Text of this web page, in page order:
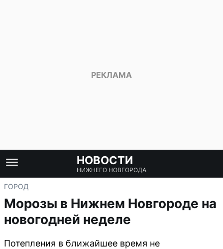
НОВОСТИ
НИЖНЕГО НОВГОРОДА
ГОРОД
Морозы в Нижнем Новгороде на
новогодней неделе
Потепления в ближайшее время не